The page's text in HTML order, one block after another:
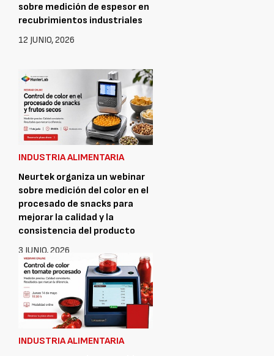
sobre medición de espesor en
recubrimientos industriales
12 JUNIO, 2026
INDUSTRIA ALIMENTARIA
Neurtek organiza un webinar
sobre medición del color en el
procesado de snacks para
mejorar la calidad y la
consistencia del producto
3 JUNIO, 2026
INDUSTRIA ALIMENTARIA